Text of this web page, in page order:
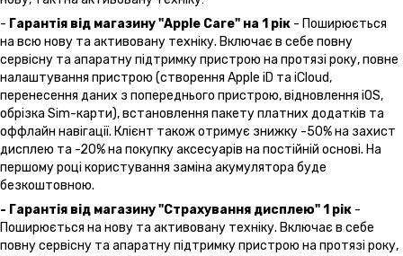
- Гарантія від магазину "Apple Care" на 1 рік - Поширюється
на всю нову та активовану техніку. Включає в себе повну
сервісну та апаратну підтримку пристрою на протязі року, повне
налаштування пристрою (створення Apple iD та iCloud,
перенесення даних з попереднього пристрою, відновлення іOS,
обрізка Sim-карти), встановлення пакету платних додатків та
оффлайн навігації. Клієнт також отримує знижку -50% на захист
дисплею та -20% на покупку аксесуарів на постійній основі. На
першому році користування заміна акумулятора буде
безкоштовною.
- Гарантія від магазину "Страхування дисплею" 1 рік -
Поширюється на нову та активовану техніку. Включає в себе
повну сервісну та апаратну підтримку пристрою на протязі року,